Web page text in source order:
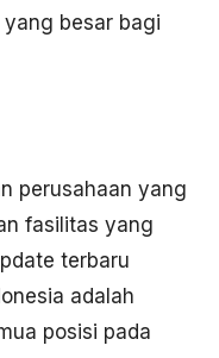
besar bagi
perusahaan yang
fasilitas yang
terbaru
adalah
posisi pada